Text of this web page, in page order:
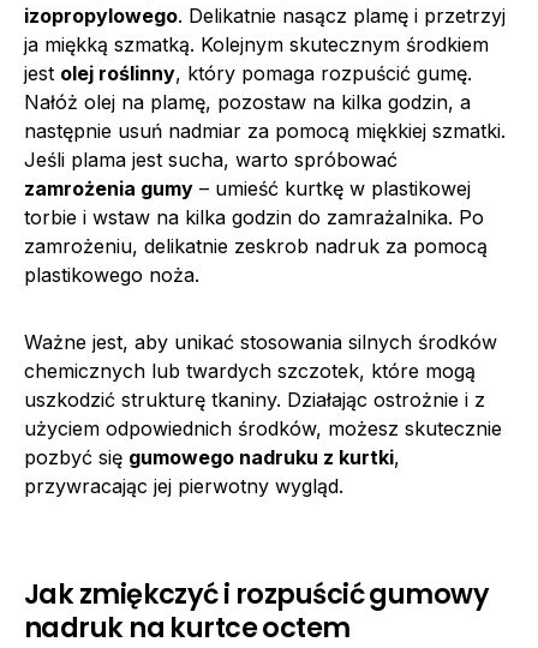
izopropylowego. Delikatnie nasącz plamę i przetrzyj
ja miękką szmatką. Kolejnym skutecznym środkiem
jest olej roślinny, który pomaga rozpuścić gumę.
Nałóż olej na plamę, pozostaw na kilka godzin, a
następnie usuń nadmiar za pomocą miękkiej szmatki.
Jeśli plama jest sucha, warto spróbować
zamrożenia gumy – umieść kurtkę w plastikowej
torbie i wstaw na kilka godzin do zamrażalnika. Po
zamrożeniu, delikatnie zeskrob nadruk za pomocą
plastikowego noża.
Ważne jest, aby unikać stosowania silnych środków
chemicznych lub twardych szczotek, które mogą
uszkodzić strukturę tkaniny. Działając ostrożnie i z
użyciem odpowiednich środków, możesz skutecznie
pozbyć się gumowego nadruku z kurtki,
przywracając jej pierwotny wygląd.
Jak zmiękczyć i rozpuścić gumowy
nadruk na kurtce octem